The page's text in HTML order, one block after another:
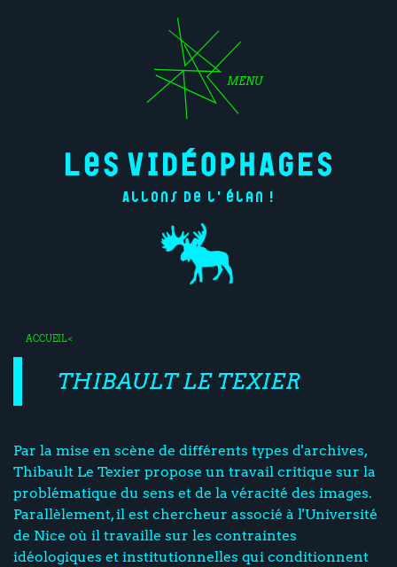
MENU
Allons de l'élan !
ACCUEIL<
THIBAULT LE TEXIER
Par la mise en scène de différents types d'archives,
Thibault Le Texier propose un travail critique sur la
problématique du sens et de la véracité des images.
Parallèlement, il est chercheur associé à l'Université
de Nice où il travaille sur les contraintes
idéologiques et institutionnelles qui conditionnent